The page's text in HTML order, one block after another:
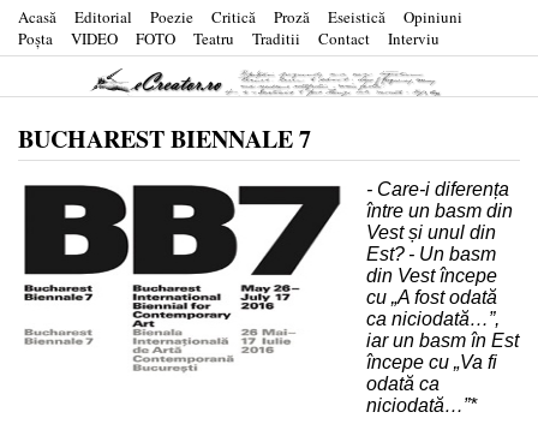
Acasă Editorial Poezie Critică Proză Eseistică
Opiniuni
Poşta
VIDEO FOTO Teatru Traditii Contact Interviu
BUCHAREST BIENNALE 7
- Care-i diferența
între un basm din
Vest și unul din
Est? - Un basm
din Vest începe
cu „A fost odată
ca niciodată…”,
iar un basm în Est
începe cu „Va fi
odată ca
niciodată…”*